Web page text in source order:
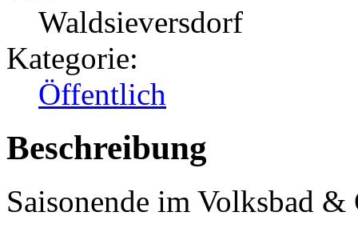
Waldsieversdorf
Kategorie:
Öffentlich
Beschreibung
Saisonende im Volksbad